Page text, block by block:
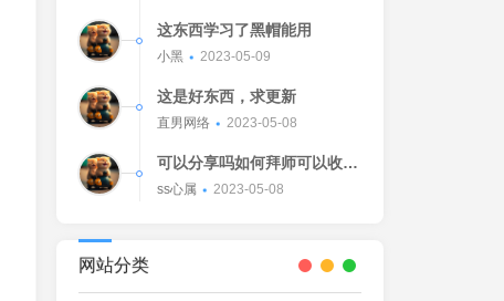
这东西学习了黑帽能用
小黑 2023-05-09
这是好东西，求更新
直男网络 2023-05-08
可以分享吗如何拜师可以收我
吗[Watermelon]
ss心属 2023-05-08
网站分类